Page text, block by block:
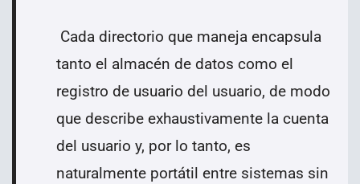
Cada directorio que maneja encapsula
tanto el almacén de datos como el
registro de usuario del usuario, de modo
que describe exhaustivamente la cuenta
del usuario y, por lo tanto, es
naturalmente portátil entre sistemas sin